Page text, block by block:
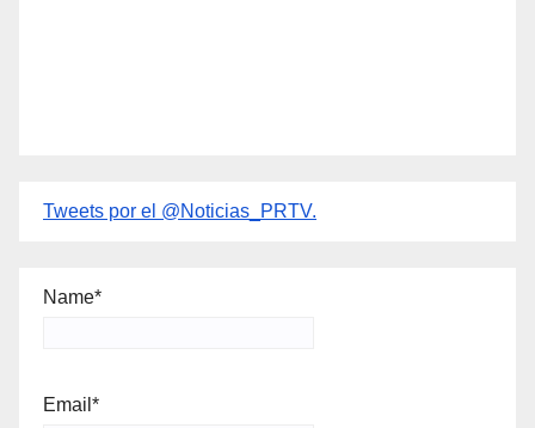
Tweets por el @Noticias_PRTV.
Name*
Email*